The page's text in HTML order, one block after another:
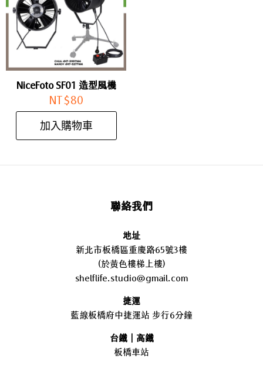
NiceFoto SF01 造型風機
NT$80
加入購物車
聯絡我們
地址
新北市板橋區重慶路65號3樓
(於黃色樓梯上樓)
shelflife.studio@gmail.com
捷運
藍線板橋府中捷運站 步行6分鐘
台鐵｜高鐵
板橋車站